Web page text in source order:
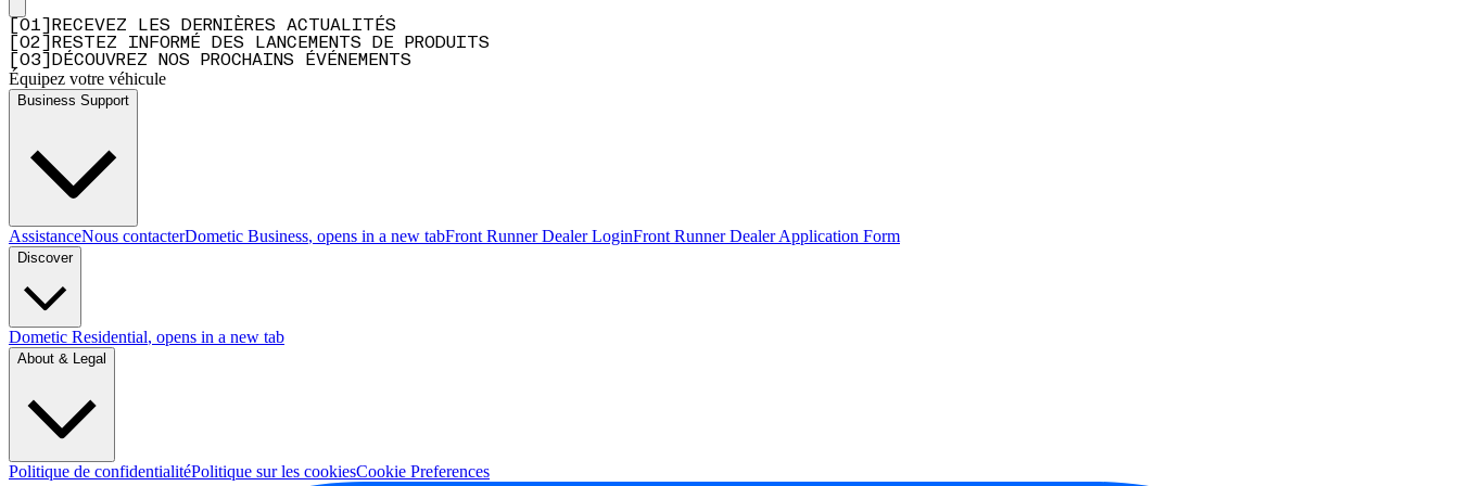
01
RECEVEZ LES DERNIÈRES ACTUALITÉS
02
RESTEZ INFORMÉ DES LANCEMENTS DE PRODUITS
03 DÉCOUVREZ NOS PROCHAINS ÉVÉNEMENTS
Équipez votre véhicule
Business Support
AssistanceNous contacterDometic Business, opens in a new tabFront Runner Dealer LoginFront Runner Dealer Application Form
Discover
Dometic Residential, opens in a new tab
About & Legal
Politique de confidentialitéPolitique sur les cookiesCookie Preferences